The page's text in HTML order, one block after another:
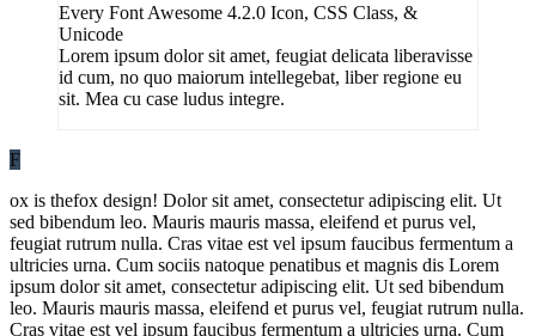
Every Font Awesome 4.2.0 Icon, CSS Class, &
Unicode
Lorem ipsum dolor sit amet, feugiat delicata liberavisse
id cum, no quo maiorum intellegebat, liber regione eu
sit. Mea cu case ludus integre.
F
ox is thefox design! Dolor sit amet, consectetur adipiscing elit. Ut
sed bibendum leo. Mauris mauris massa, eleifend et purus vel,
feugiat rutrum nulla. Cras vitae est vel ipsum faucibus fermentum a
ultricies urna. Cum sociis natoque penatibus et magnis dis Lorem
ipsum dolor sit amet, consectetur adipiscing elit. Ut sed bibendum
leo. Mauris mauris massa, eleifend et purus vel, feugiat rutrum nulla.
Cras vitae est vel ipsum faucibus fermentum a ultricies urna. Cum